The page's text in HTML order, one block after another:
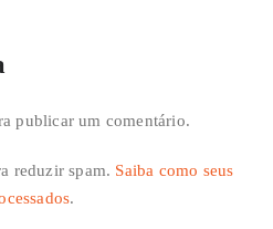
publicar um comentário.
reduzir spam. Saiba como seus
.